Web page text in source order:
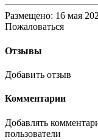
Размещено: 16 мая
Пожаловаться
Отзывы
Добавить отзыв
Комментарии
Добавлять
пользователи